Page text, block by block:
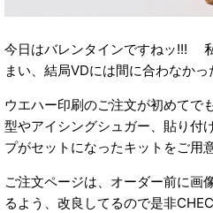
今日はバレンタインですねッ!!!
まい、結局VDには間に合わなかっ
ウエハー印刷のご注文が初めてで
型やアイシングシュガー、貼り付
プがセットになったキットをご用
ご注文ページは、オーダー前に画
るよう、改良してるので是非